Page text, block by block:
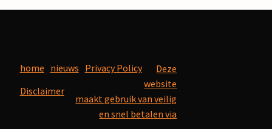
home nieuws Privacy Policy
Disclaimer
Deze
website
maakt gebruik van veilig
en snel betalen via